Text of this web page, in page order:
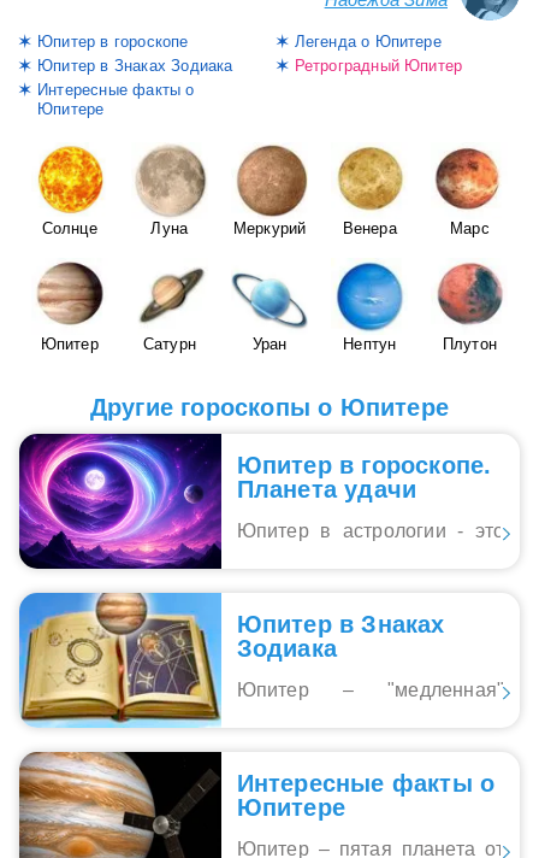
Юпитер в гороскопе
Юпитер в Знаках Зодиака
Интересные факты о
Юпитере
Легенда о Юпитере
Ретроградный Юпитер
Солнце Луна Меркурий Венера Марс
Юпитер Сатурн Уран Нептун Плутон
Другие гороскопы о Юпитере
Юпитер в гороскопе.
Планета удачи
Юпитер в астрологии - это
поддержку и защиту. Девиз
Юпитера: «Я
но, что астрологи древности
гороскопе Юпитер
показывает, насколько
человек реализовался, какие
у него жизненные идеалы и
Юпитер в Знаках
Зодиака
Юпитер – "медленная"
требуется порядка 12-ти лет,
то есть в каждом знаке
Интересные факты о
Юпитере
Юпитер – пятая планета от